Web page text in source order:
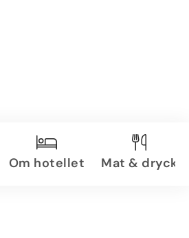
Om hotellet Mat & dryck